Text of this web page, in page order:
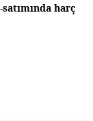
harç